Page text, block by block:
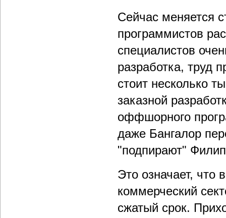
Сейчас меняется
программистов
специалистов
разработка, труд
стоит несколько
заказной
оффшорного
даже Бангалор
"подпирают"
Это означает, что
коммерческий
сжатый срок.